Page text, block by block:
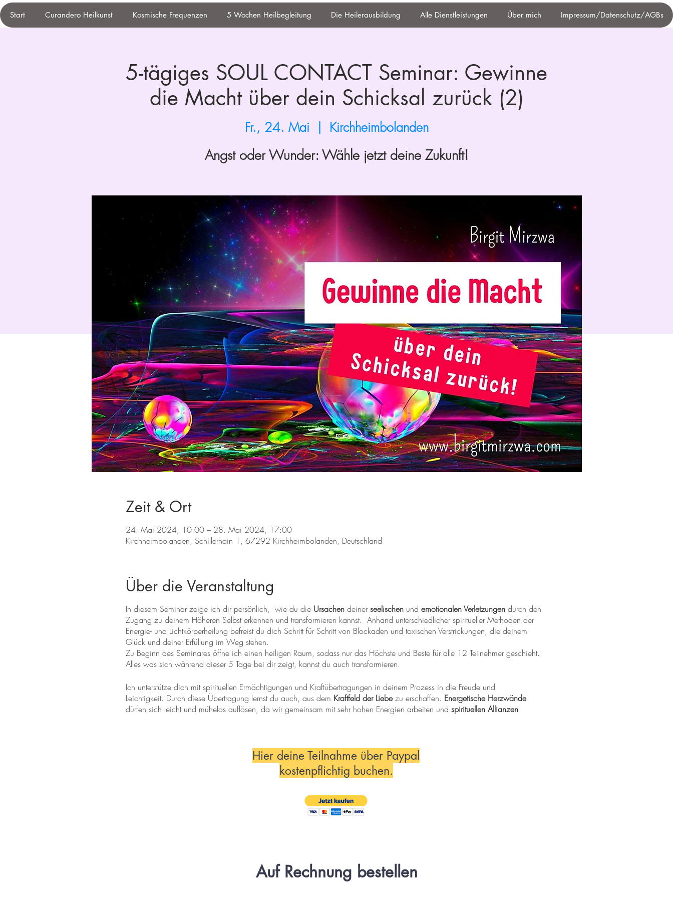
Start Curandero Heilkunst Kosmische Frequenzen 5 Wochen Heilbegleitung Die Heilerausbildung Alle Dienstleistungen Über mich Impressum/Datenschutz/AGBs
5-tägiges SOUL CONTACT Seminar: Gewinne
die Macht über dein Schicksal zurück (2)
Fr., 24. Mai
  |
Kirchheimbolanden
Zeit & Ort
24. Mai 2024, 10:00 – 28. Mai 2024, 17:00
Kirchheimbolanden, Schillerhain 1, 67292 Kirchheimbolanden, Deutschland
Über die Veranstaltung
In diesem Seminar zeige ich dir persönlich, wie du die Ursachen deinerseelischen und emotionalen Verletzungen durch den
Zugang zu deinem Höheren Selbst erkennen und transformieren kannst. Anhand unterschiedlicher spiritueller Methoden der
Energie- und Lichtkörperheilung befreist du dich Schritt für Schritt von Blockaden und toxischen Verstrickungen, die deinem
Glück und deiner Erfüllung im Weg stehen.
Zu Beginn des Seminares öffne ich einen heiligen Raum, sodass nur das Höchste und Beste für alle 12 Teilnehmer geschieht.
Alles was sich während dieser 5 Tage bei dir zeigt, kannst du auch transformieren.
Ich unterstütze dich mit spirituellen Ermächtigungen und Kraftübertragungen in deinem Prozess in die Freude und
Leichtigkeit. Durch diese Übertragung lernst du auch, aus dem Kraftfeld der Liebezu erschaffen. Energetische Herzwände
dürfen sich leicht und mühelos auflösen, da wir gemeinsam mit sehr hohen Energien arbeiten und spirituellen Allianzen
mitgebrachte Lebensabsicht verwirklichen kannst.Hier deine Teilnahme über Paypal
kostenpflichtig buchen.
Auf Rechnung bestellen